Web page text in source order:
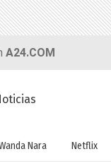
A24.COM
Nara Netflix